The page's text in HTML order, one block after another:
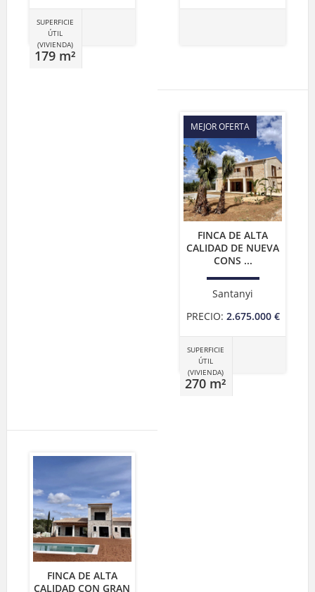
SUPERFICIE
ÚTIL
(VIVIENDA)
179 m²
MEJOR OFERTA
FINCA DE ALTA
CALIDAD DE NUEVA
CONS ...
Santanyi
PRECIO: 2.675.000 €
SUPERFICIE
ÚTIL
(VIVIENDA)
270 m²
FINCA DE ALTA
CALIDAD CON GRAN